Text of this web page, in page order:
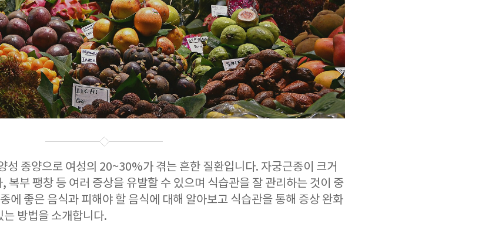
성 종양으로 여성의 20~30%가 겪는 흔한 질환입니다. 자궁근종이 크거
복부 팽창 등 여러 증상을 유발할 수 있으며 식습관을 잘 관리하는 것이 중
에 좋은 음식과 피해야 할 음식에 대해 알아보고 식습관을 통해 증상 완화
방법을 소개합니다.